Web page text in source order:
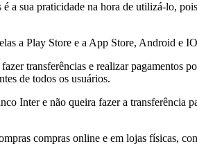
a sua praticidade na hora de utilizá-lo,
a Play Store e a App Store, Android e
transferências e realizar
de todos os usuários.
Inter e não queira fazer a
compras online e em lojas físicas,